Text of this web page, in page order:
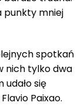
punkty mniej
spotkań
nich tylko dwa
udało się
Paixao.